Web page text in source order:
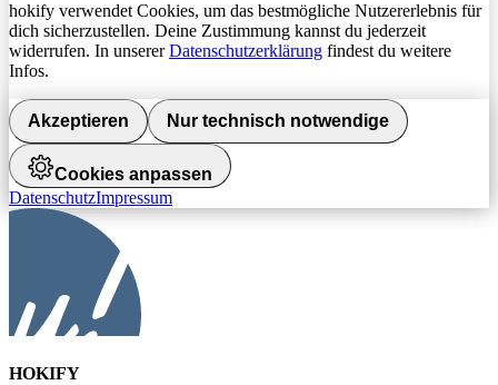
hokify verwendet Cookies, um das bestmögliche Nutzererlebnis für
dich sicherzustellen. Deine Zustimmung kannst du jederzeit
widerrufen. In unsererDatenschutzerklärung findest du weitere
Infos.
Akzeptieren Nur technisch notwendige
Cookies anpassen
DatenschutzImpressum
HOKIFY